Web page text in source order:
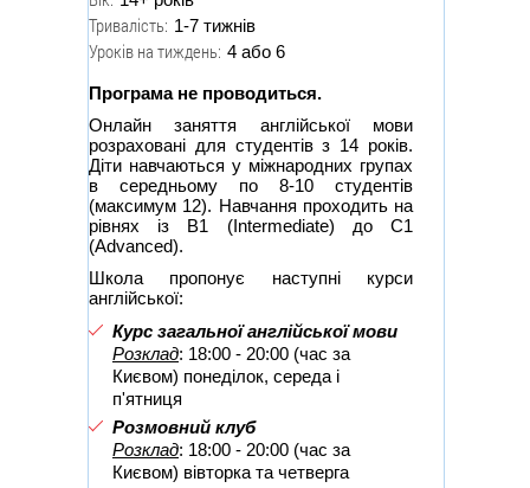
Тривалість: 1-7 тижнів
Уроків на тиждень: 4 або 6
Програма не проводиться.
Онлайн заняття англійської мови
розраховані для студентів з 14 років.
Діти навчаються у міжнародних групах
в середньому по 8-10 студентів
(максимум 12). Навчання проходить на
рівнях із В1 (Intermediate) до С1
(Advanced).
Школа пропонує наступні курси
англійської:
Курс загальної англійської мови
Розклад: 18:00 - 20:00 (час за
Києвом) понеділок, середа і
п'ятниця
Розмовний клуб
Розклад: 18:00 - 20:00 (час за
Києвом) вівторка та четверга